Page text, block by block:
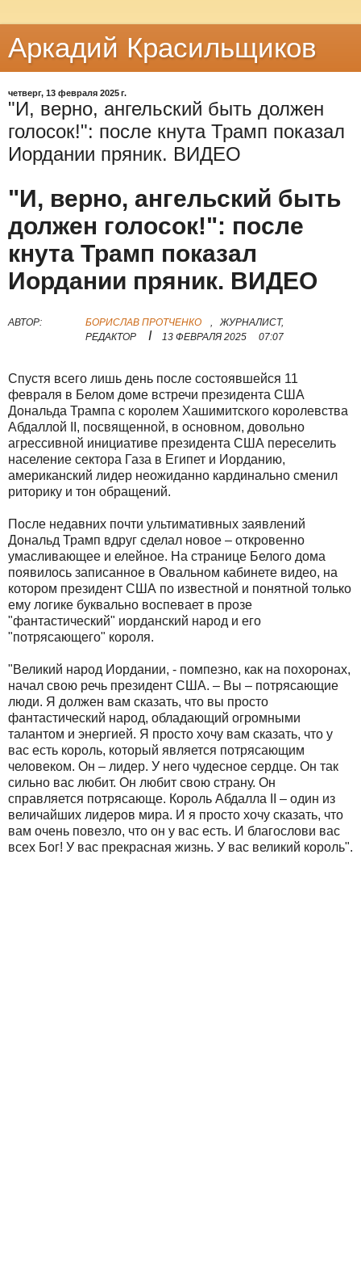
Аркадий Красильщиков
четверг, 13 февраля 2025 г.
"И, верно, ангельский быть должен
голосок!": после кнута Трамп показал
Иордании пряник. ВИДЕО
"И, верно, ангельский быть
должен голосок!": после
кнута Трамп показал
Иордании пряник. ВИДЕО
АВТОР: БОРИСЛАВ ПРОТЧЕНКО
ЖУРНАЛИСТ,
РЕДАКТОР
I 13 ФЕВРАЛЯ 2025 07:07
Спустя всего лишь день после состоявшейся 11
февраля в Белом доме встречи президента США
Дональда Трампа с королем Хашимитского королевства
Абдаллой II, посвященной, в основном, довольно
агрессивной инициативе президента США переселить
население сектора Газа в Египет и Иорданию,
американский лидер неожиданно кардинально сменил
риторику и тон обращений.
После недавних почти ультимативных заявлений
Дональд Трамп вдруг сделал новое – откровенно
умасливающее и елейное. На странице Белого дома
появилось записанное в Овальном кабинете видео, на
котором президент США по известной и понятной только
ему логике буквально воспевает в прозе
"фантастический" иорданский народ и его
"потрясающего" короля.
"Великий народ Иордании, - помпезно, как на похоронах,
начал свою речь президент США. – Вы – потрясающие
люди. Я должен вам сказать, что вы просто
фантастический народ, обладающий огромными
талантом и энергией. Я просто хочу вам сказать, что у
вас есть король, который является потрясающим
человеком. Он – лидер. У него чудесное сердце. Он так
сильно вас любит. Он любит свою страну. Он
справляется потрясающе. Король Абдалла II – один из
величайших лидеров мира. И я просто хочу сказать, что
вам очень повезло, что он у вас есть. И благослови вас
всех Бог! У вас прекрасная жизнь. У вас великий король".